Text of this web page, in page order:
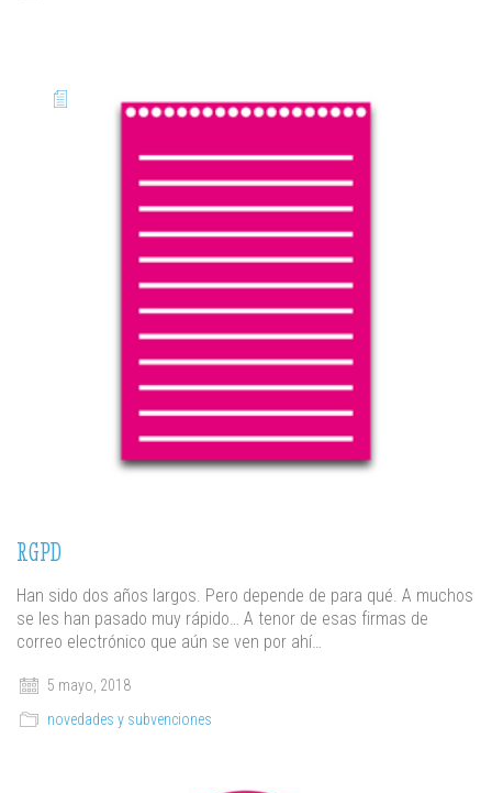
RGPD
Han sido dos años largos. Pero depende de para qué. A muchos
se les han pasado muy rápido… A tenor de esas firmas de
correo electrónico que aún se ven por ahí…
5 mayo, 2018
novedades y subvenciones